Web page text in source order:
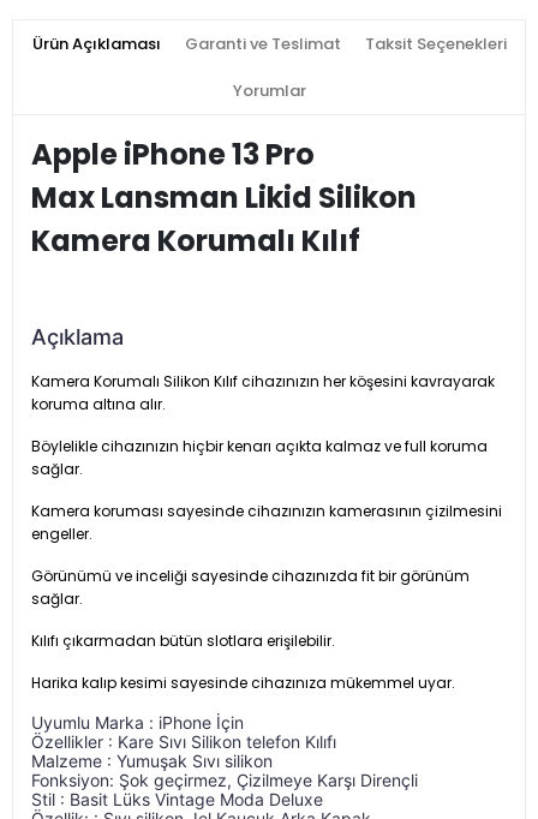
Ürün Açıklaması Garanti ve Teslimat Taksit Seçenekleri
Yorumlar
Apple iPhone 13 Pro
Max Lansman Likid Silikon
Kamera Korumalı Kılıf
Açıklama
Kamera Korumalı Silikon Kılıf cihazınızın her köşesini kavrayarak
koruma altına alır.
Böylelikle cihazınızın hiçbir kenarı açıkta kalmaz ve full koruma
sağlar.
Kamera koruması sayesinde cihazınızın kamerasının çizilmesini
engeller.
Görünümü ve inceliği sayesinde cihazınızda fit bir görünüm
sağlar.
Kılıfı çıkarmadan bütün slotlara erişilebilir.
Harika kalıp kesimi sayesinde cihazınıza mükemmel uyar.
Uyumlu Marka : iPhone İçin Özellikler : Kare Sıvı
Uyumlu Marka : iPhone İçin
Özellikler : Kare Sıvı Silikon telefon Kılıfı
Malzeme : Yumuşak Sıvı silikon
Fonksiyon: Şok geçirmez, Çizilmeye Karşı Dirençli
Stil : Basit Lüks Vintage Moda Deluxe